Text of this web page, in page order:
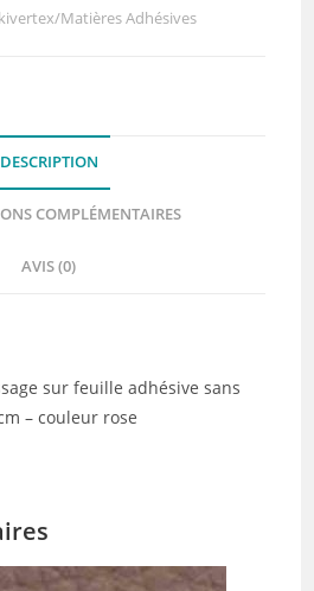
Matières Adhésives
DESCRIPTION
COMPLÉMENTAIRES
AVIS (0)
sur feuille adhésive sans
– couleur rose